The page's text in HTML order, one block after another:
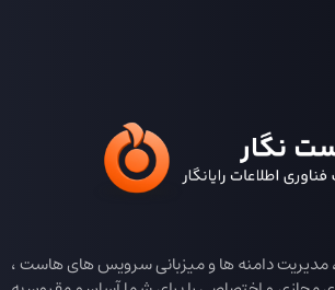
مدیریت دامنه ها و میزبانی سرویس های هاست ،